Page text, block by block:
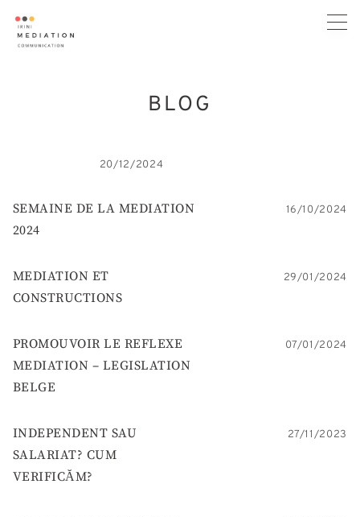
BLOG
20/12/2024
SEMAINE DE LA MEDIATION
2024
16/10/2024
MEDIATION ET
CONSTRUCTIONS
29/01/2024
PROMOUVOIR LE REFLEXE
MEDIATION – LEGISLATION
BELGE
07/01/2024
INDEPENDENT SAU
SALARIAT? CUM
VERIFICĂM?
27/11/2023